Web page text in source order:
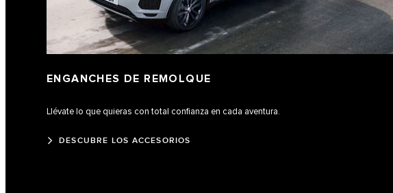
ENGANCHES DE REMOLQUE
Llévate lo que quieras con total confianza en cada aventura.
DESCUBRE LOS ACCESORIOS